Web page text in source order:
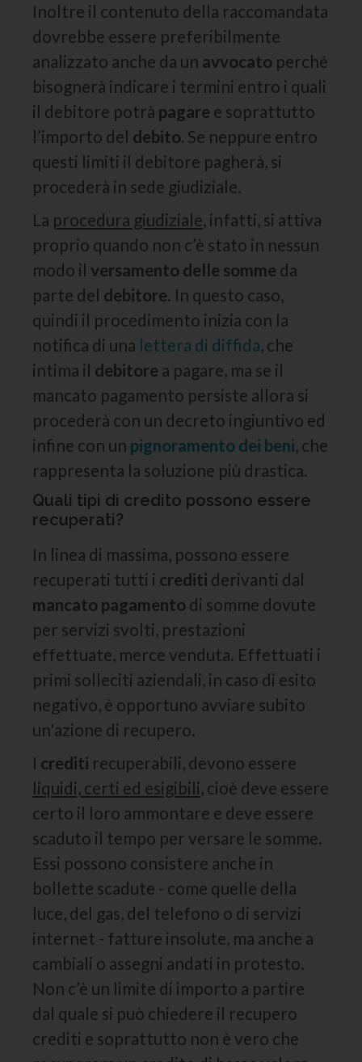
Inoltre il contenuto della raccomandata
dovrebbe essere preferibilmente
analizzato anche da un avvocato perché
bisognerà indicare i termini entro i quali
il debitore potrà pagare e soprattutto
l’importo del debito. Se neppure entro
questi limiti il debitore pagherà, si
procederà in sede giudiziale.
La procedura giudiziale, infatti, si attiva
proprio quando non c’è stato in nessun
modo il versamento delle somme da
parte del debitore. In questo caso,
quindi il procedimento inizia con la
notifica di una lettera di diffida, che
intima il debitore a pagare, ma se il
mancato pagamento persiste allora si
procederà con un decreto ingiuntivo ed
infine con un pignoramento dei beni, che
rappresenta la soluzione più drastica.
Quali tipi di credito possono essere
recuperati?
In linea di massima, possono essere
recuperati tutti i crediti derivanti dal
mancato pagamento di somme dovute
per servizi svolti, prestazioni
effettuate, merce venduta. Effettuati i
primi solleciti aziendali, in caso di esito
negativo, è opportuno avviare subito
un'azione di recupero.
I crediti recuperabili, devono essere
liquidi, certi ed esigibili, cioè deve essere
certo il loro ammontare e deve essere
scaduto il tempo per versare le somme.
Essi possono consistere anche in
bollette scadute - come quelle della
luce, del gas, del telefono o di servizi
internet - fatture insolute, ma anche a
cambiali o assegni andati in protesto.
Non c’è un limite di importo a partire
dal quale si può chiedere il recupero
crediti e soprattutto non è vero che